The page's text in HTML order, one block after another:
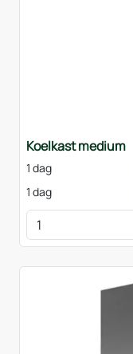
Koelkast medium
1 dag
1 dag